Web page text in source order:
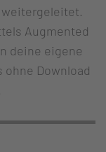
Augmented
deine eigene
ohne Download